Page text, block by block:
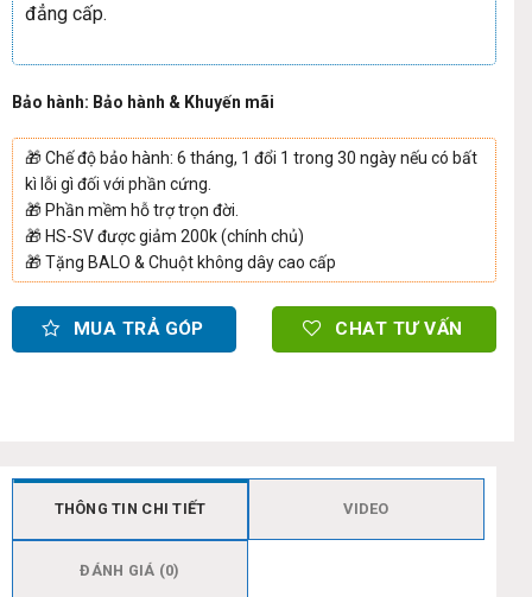
đẳng cấp.
Bảo hành: Bảo hành & Khuyến mãi
🎁Chế độ bảo hành: 6 tháng, 1 đổi 1 trong 30 ngày nếu có bất
kì lỗi gì đối với phần cứng.
🎁 Phần mềm hỗ trợ trọn đời.
🎁 HS-SV được giảm 200k (chính chủ)
🎁Tặng BALO & Chuột không dây cao cấp
MUA TRẢ GÓP CHAT TƯ VẤN
THÔNG TIN CHI TIẾT VIDEO
ĐÁNH GIÁ (0)